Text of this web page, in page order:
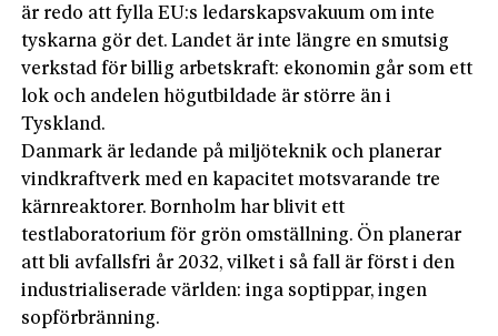
är redo att fylla EU:s ledarskapsvakuum om inte
tyskarna gör det. Landet är inte längre en smutsig
verkstad för billig arbetskraft: ekonomin går som ett
lok och andelen högutbildade är större än i
Tyskland.
Danmark är ledande på miljöteknik och planerar
vindkraftverk med en kapacitet motsvarande tre
kärnreaktorer. Bornholm har blivit ett
testlaboratorium för grön omställning. Ön planerar
att bli avfallsfri år 2032, vilket i så fall är först i den
industrialiserade världen: inga soptippar, ingen
sopförbränning.